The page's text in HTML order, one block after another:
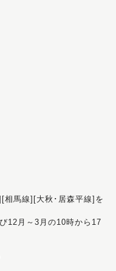
相馬線][大秋･居森平線]を
12月～3月の10時から17